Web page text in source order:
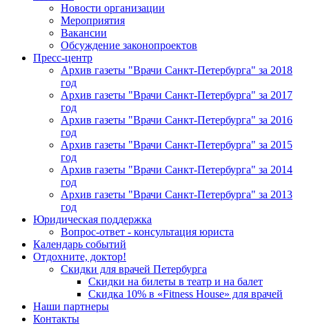
Новости организации
Мероприятия
Вакансии
Обсуждение законопроектов
Пресс-центр
Архив газеты "Врачи Санкт-Петербурга" за 2018
год
Архив газеты "Врачи Санкт-Петербурга" за 2017
год
Архив газеты "Врачи Санкт-Петербурга" за 2016
год
Архив газеты "Врачи Санкт-Петербурга" за 2015
год
Архив газеты "Врачи Санкт-Петербурга" за 2014
год
Архив газеты "Врачи Санкт-Петербурга" за 2013
год
Юридическая поддержка
Вопрос-ответ - консультация юриста
Календарь событий
Отдохните, доктор!
Скидки для врачей Петербурга
Скидки на билеты в театр и на балет
Скидка 10% в «Fitness House» для врачей
Наши партнеры
Контакты